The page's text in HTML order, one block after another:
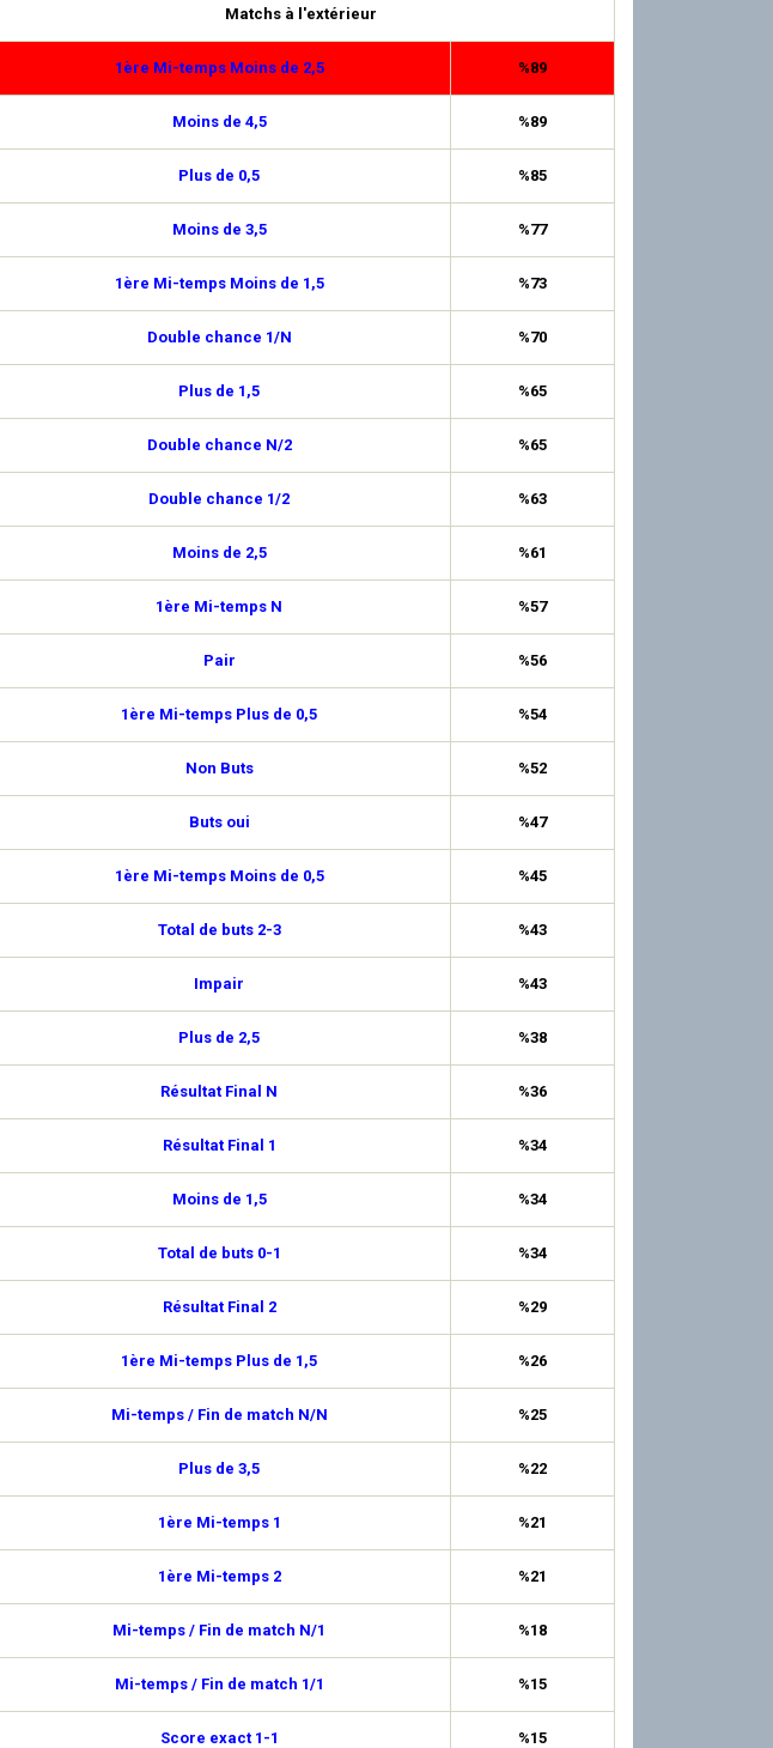
Matchs à l'extérieur
1ère Mi-temps Moins de 2,5 %89
Moins de 4,5 %89
Plus de 0,5 %85
Moins de 3,5 %77
1ère Mi-temps Moins de 1,5 %73
Double chance 1/N %70
Plus de 1,5 %65
Double chance N/2 %65
Double chance 1/2 %63
Moins de 2,5 %61
1ère Mi-temps N %57
Pair %56
1ère Mi-temps Plus de 0,5 %54
Non Buts %52
Buts oui %47
1ère Mi-temps Moins de 0,5 %45
Total de buts 2-3 %43
Impair %43
Plus de 2,5 %38
Résultat Final N %36
Résultat Final 1 %34
Moins de 1,5 %34
Total de buts 0-1 %34
Résultat Final 2 %29
1ère Mi-temps Plus de 1,5 %26
Mi-temps / Fin de match N/N %25
Plus de 3,5 %22
1ère Mi-temps 1 %21
1ère Mi-temps 2 %21
Mi-temps / Fin de match N/1 %18
Mi-temps / Fin de match 1/1 %15
Score exact 1-1 %15